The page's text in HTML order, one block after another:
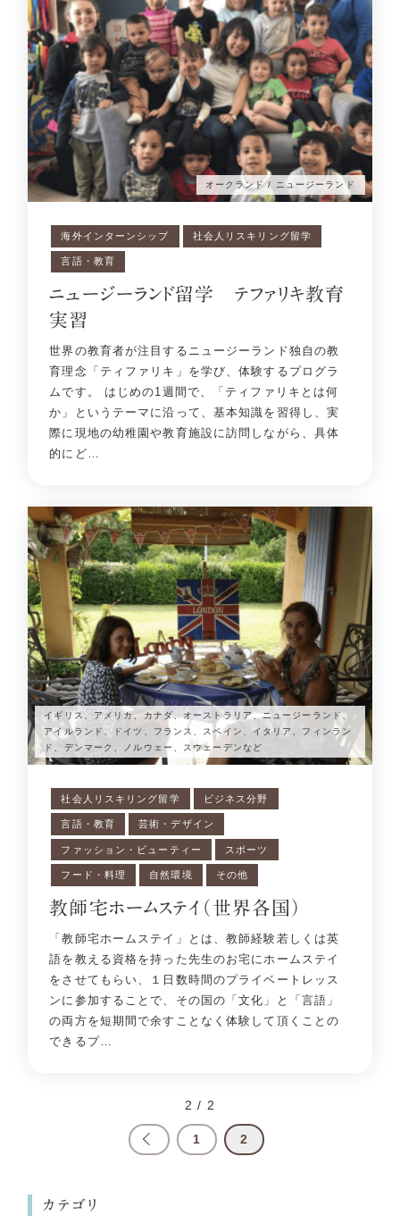
オークランド / ニュージーランド
海外インターンシップ 社会人リスキリング留学
言語・教育
ニュージーランド留学 テファリキ教育
実習
世界の教育者が注目するニュージーランド独自の教
育理念「ティファリキ」を学び、体験するプログラ
ムです。 はじめの1週間で、「ティファリキとは何
か」というテーマに沿って、基本知識を習得し、実
際に現地の幼稚園や教育施設に訪問しながら、具体
的にど…
イギリス、アメリカ、カナダ、オーストラリア、ニュージーランド、
アイルランド、ドイツ、フランス、スペイン、イタリア、フィンラン
ド、デンマーク、ノルウェー、スウェーデンなど
社会人リスキリング留学 ビジネス分野
言語・教育 芸術・デザイン
ファッション・ビューティー スポーツ
フード・料理 自然環境 その他
教師宅ホームステイ（世界各国）
「教師宅ホームステイ」とは、教師経験若しくは英
語を教える資格を持った先生のお宅にホームステイ
をさせてもらい、１日数時間のプライベートレッス
ンに参加することで、その国の「文化」と「言語」
の両方を短期間で余すことなく体験して頂くことの
できるプ…
2 / 2
1 2
カテゴリ